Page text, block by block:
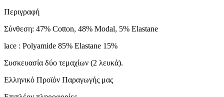
Περιγραφή
Σύνθεση: 47% Cotton, 48% Modal, 5% Elastane
lace : Polyamide 85% Elastane 15%
Συσκευασία δύο τεμαχίων (2 λευκά).
Ελληνικό Προϊόν Παραγωγής μας